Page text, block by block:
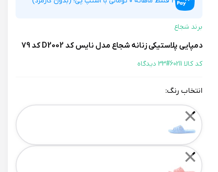
برند شجاع
دمپایی پلاستیکی زنانه شجاع مدل نایس کد D2002 کد 79
کد کالا 60211# 33 دیدگاه
انتخاب رنگ:
Color
✕
✕